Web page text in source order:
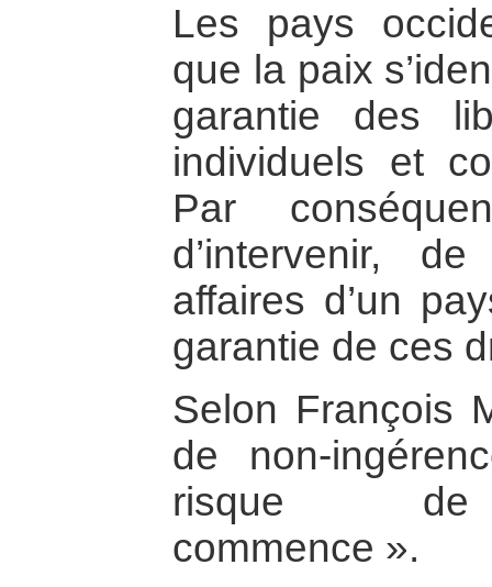
Les pays
que la paix
garantie des
individuels et
Par
d’intervenir,
affaires d’un
garantie de ces
Selon François
de non-
risque de
commence ».